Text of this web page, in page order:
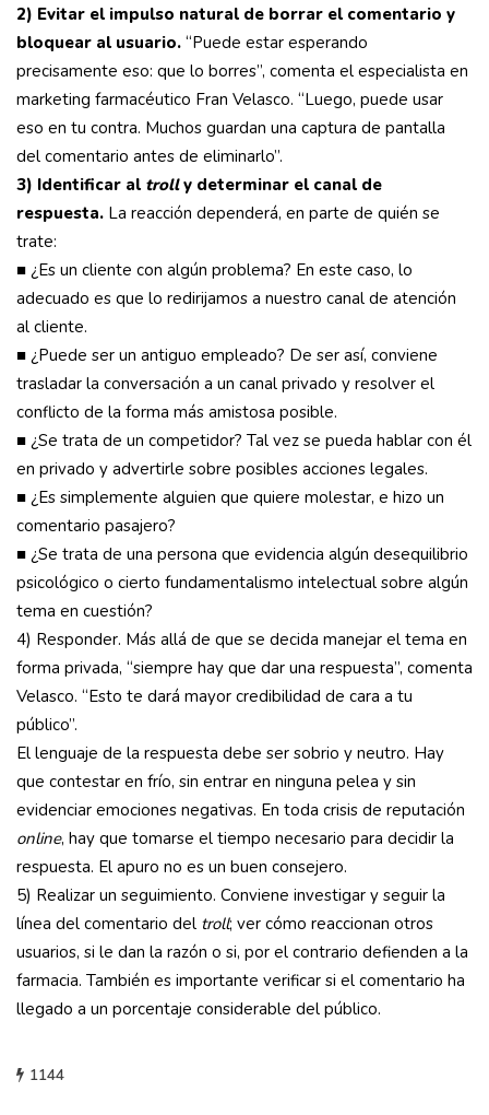
2) Evitar el impulso natural de borrar el comentario y
bloquear al usuario. “Puede estar esperando
precisamente eso: que lo borres”, comenta el especialista en
marketing farmacéutico Fran Velasco. “Luego, puede usar
eso en tu contra. Muchos guardan una captura de pantalla
del comentario antes de eliminarlo”.
3) Identificar al trolly determinar el canal de
respuesta. La reacción dependerá, en parte de quién se
trate:
■ ¿Es un cliente con algún problema? En este caso, lo
adecuado es que lo redirijamos a nuestro canal de atención
al cliente.
■ ¿Puede ser un antiguo empleado? De ser así, conviene
trasladar la conversación a un canal privado y resolver el
conflicto de la forma más amistosa posible.
■ ¿Se trata de un competidor? Tal vez se pueda hablar con él
en privado y advertirle sobre posibles acciones legales.
■ ¿Es simplemente alguien que quiere molestar, e hizo un
comentario pasajero?
■ ¿Se trata de una persona que evidencia algún desequilibrio
psicológico o cierto fundamentalismo intelectual sobre algún
tema en cuestión?
4) Responder. Más allá de que se decida manejar el tema en
forma privada, “siempre hay que dar una respuesta”, comenta
Velasco. “Esto te dará mayor credibilidad de cara a tu
público”.
El lenguaje de la respuesta debe ser sobrio y neutro. Hay
que contestar en frío, sin entrar en ninguna pelea y sin
evidenciar emociones negativas. En toda crisis de reputación
online, hay que tomarse el tiempo necesario para decidir la
respuesta. El apuro no es un buen consejero.
5) Realizar un seguimiento. Conviene investigar y seguir la
línea del comentario del troll; ver cómo reaccionan otros
usuarios, si le dan la razón o si, por el contrario defienden a la
farmacia. También es importante verificar si el comentario ha
llegado a un porcentaje considerable del público.
1144